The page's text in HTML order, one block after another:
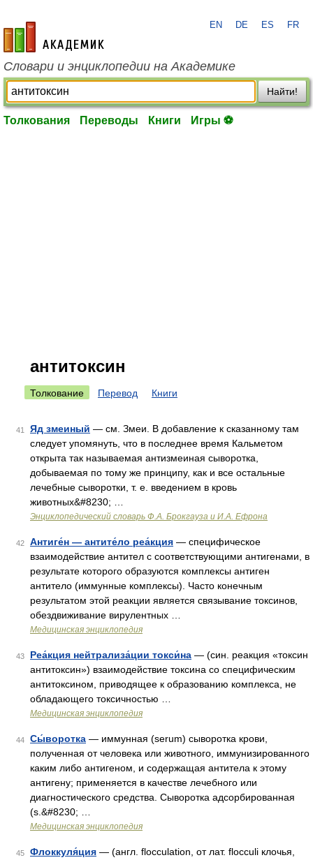
academic.ru
EN DE ES FR
Словари и энциклопедии на Академике
Найти!
Толкования Переводы Книги Игры ⚽
антитоксин
Толкование Перевод Книги
41 Яд змеиный — см. Змеи. В добавление к сказанному там
следует упомянуть, что в последнее время Кальметом
открыта так называемая антизмеиная сыворотка,
добываемая по тому же принципу, как и все остальные
лечебные сыворотки, т. е. введением в кровь
животных&#8230; …
Энциклопедический словарь Ф.А. Брокгауза и И.А. Ефрона
42 Антиге́н — антите́ло реа́кция — специфическое
взаимодействие антител с соответствующими антигенами, в
результате которого образуются комплексы антиген
антитело (иммунные комплексы). Часто конечным
результатом этой реакции является связывание токсинов,
обездвиживание вирулентных …
Медицинская энциклопедия
43 Реа́кция нейтрализа́ции токси́на — (син. реакция «токсин
антитоксин») взаимодействие токсина со специфическим
антитоксином, приводящее к образованию комплекса, не
обладающего токсичностью …
Медицинская энциклопедия
44 Сы́воротка — иммунная (serum) сыворотка крови,
полученная от человека или животного, иммунизированного
каким либо антигеном, и содержащая антитела к этому
антигену; применяется в качестве лечебного или
диагностического средства. Сыворотка адсорбированная
(s.&#8230; …
Медицинская энциклопедия
45 Флоккуля́ция — (англ. flocculation, от лат. flocculi клочья,